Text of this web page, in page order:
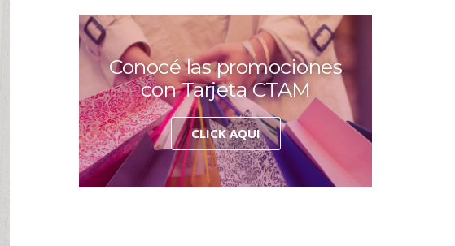
Conocé las promociones
con Tarjeta CTAM
CLICK AQUI